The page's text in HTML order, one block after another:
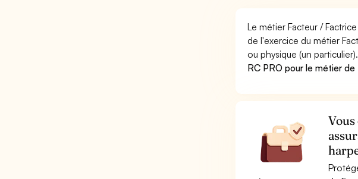
Le métier Facteur /
de l'exercice du métier
ou physique (un
RC PRO pour le métier